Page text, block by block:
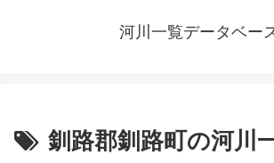
河川一覧データベー
釧路郡釧路町の河川